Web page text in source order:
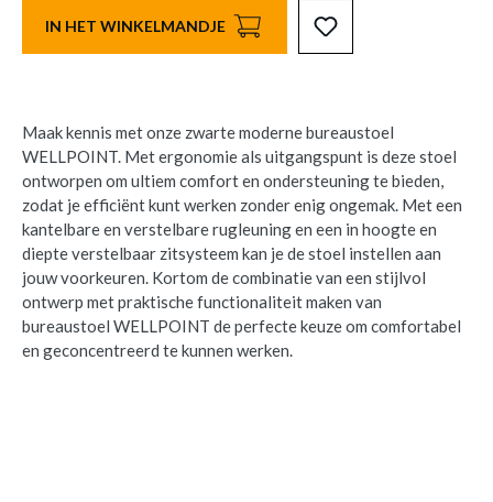
IN HET WINKELMANDJE
Maak kennis met onze zwarte moderne bureaustoel
WELLPOINT. Met ergonomie als uitgangspunt is deze stoel
ontworpen om ultiem comfort en ondersteuning te bieden,
zodat je efficiënt kunt werken zonder enig ongemak. Met een
kantelbare en verstelbare rugleuning en een in hoogte en
diepte verstelbaar zitsysteem kan je de stoel instellen aan
jouw voorkeuren. Kortom de combinatie van een stijlvol
ontwerp met praktische functionaliteit maken van
bureaustoel WELLPOINT de perfecte keuze om comfortabel
en geconcentreerd te kunnen werken.